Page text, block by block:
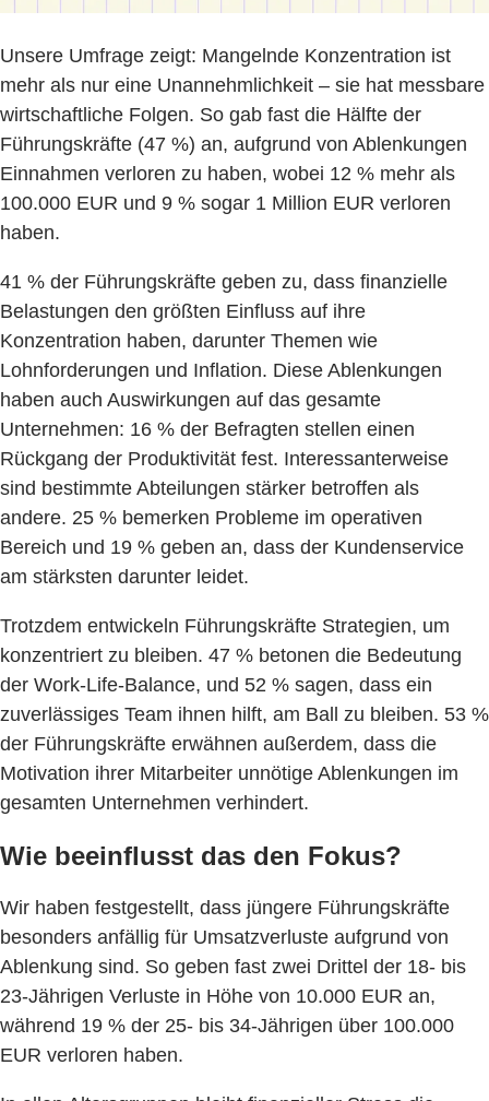
Unsere Umfrage zeigt: Mangelnde Konzentration ist
mehr als nur eine Unannehmlichkeit – sie hat messbare
wirtschaftliche Folgen. So gab fast die Hälfte der
Führungskräfte (47 %) an, aufgrund von Ablenkungen
Einnahmen verloren zu haben, wobei 12 % mehr als
100.000 EUR und 9 % sogar 1 Million EUR verloren
haben.
41 % der Führungskräfte geben zu, dass finanzielle
Belastungen den größten Einfluss auf ihre
Konzentration haben, darunter Themen wie
Lohnforderungen und Inflation. Diese Ablenkungen
haben auch Auswirkungen auf das gesamte
Unternehmen: 16 % der Befragten stellen einen
Rückgang der Produktivität fest. Interessanterweise
sind bestimmte Abteilungen stärker betroffen als
andere. 25 % bemerken Probleme im operativen
Bereich und 19 % geben an, dass der Kundenservice
am stärksten darunter leidet.
Trotzdem entwickeln Führungskräfte Strategien, um
konzentriert zu bleiben. 47 % betonen die Bedeutung
der Work-Life-Balance, und 52 % sagen, dass ein
zuverlässiges Team ihnen hilft, am Ball zu bleiben. 53 %
der Führungskräfte erwähnen außerdem, dass die
Motivation ihrer Mitarbeiter unnötige Ablenkungen im
gesamten Unternehmen verhindert.
Wie beeinflusst das den Fokus?
Wir haben festgestellt, dass jüngere Führungskräfte
besonders anfällig für Umsatzverluste aufgrund von
Ablenkung sind. So geben fast zwei Drittel der 18- bis
23-Jährigen Verluste in Höhe von 10.000 EUR an,
während 19 % der 25- bis 34-Jährigen über 100.000
EUR verloren haben.